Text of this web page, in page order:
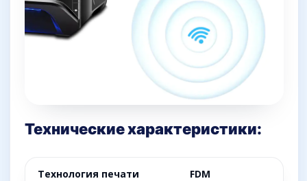
Технические характеристики:
Технология печати FDM